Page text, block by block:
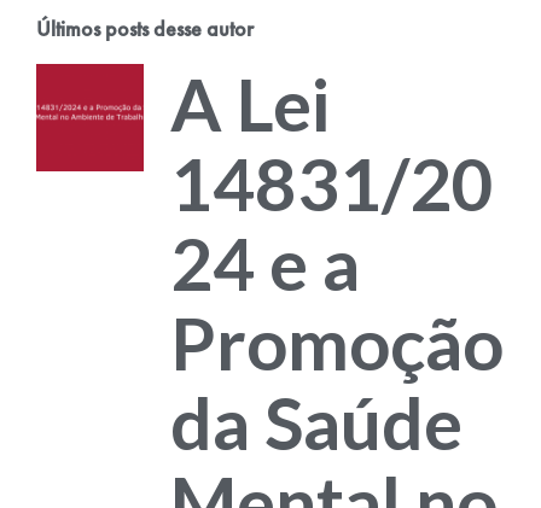
Últimos posts desse autor
A Lei
14831/20
24 e a
Promoção
da Saúde